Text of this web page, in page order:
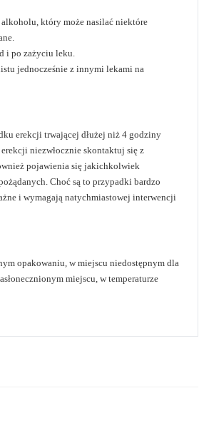
który może nasilać niektóre
i po zażyciu leku.
jednocześnie z innymi lekami na
erekcji trwającej dłużej niż 4 godziny
niezwłocznie skontaktuj się z
pojawienia się jakichkolwiek
Choć są to przypadki bardzo
i wymagają natychmiastowej interwencji
opakowaniu, w miejscu niedostępnym dla
miejscu, w temperaturze